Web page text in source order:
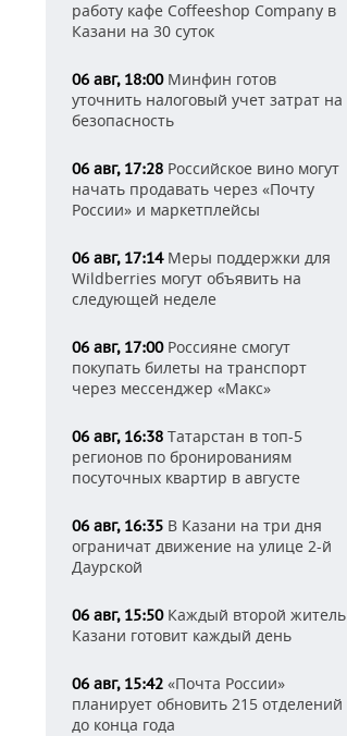
работу кафе Coffeeshop Company в
Казани на 30 суток
06 авг, 18:00Минфин готов
уточнить налоговый учет затрат на
безопасность
06 авг, 17:28 Российское вино могут
начать продавать через «Почту
России» и маркетплейсы
06 авг, 17:14Меры поддержки для
Wildberries могут объявить на
следующей неделе
06 авг, 17:00Россияне смогут
покупать билеты на транспорт
через мессенджер «Макс»
06 авг, 16:38 Татарстан в топ-5
регионов по бронированиям
посуточных квартир в августе
06 авг, 16:35 В Казани на три дня
ограничат движение на улице 2-й
Даурской
06 авг, 15:50Каждый второй житель
Казани готовит каждый день
06 авг, 15:42 «Почта России»
планирует обновить 215 отделений
до конца года